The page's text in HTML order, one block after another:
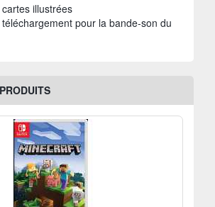
illustrées
pour la bande-son du